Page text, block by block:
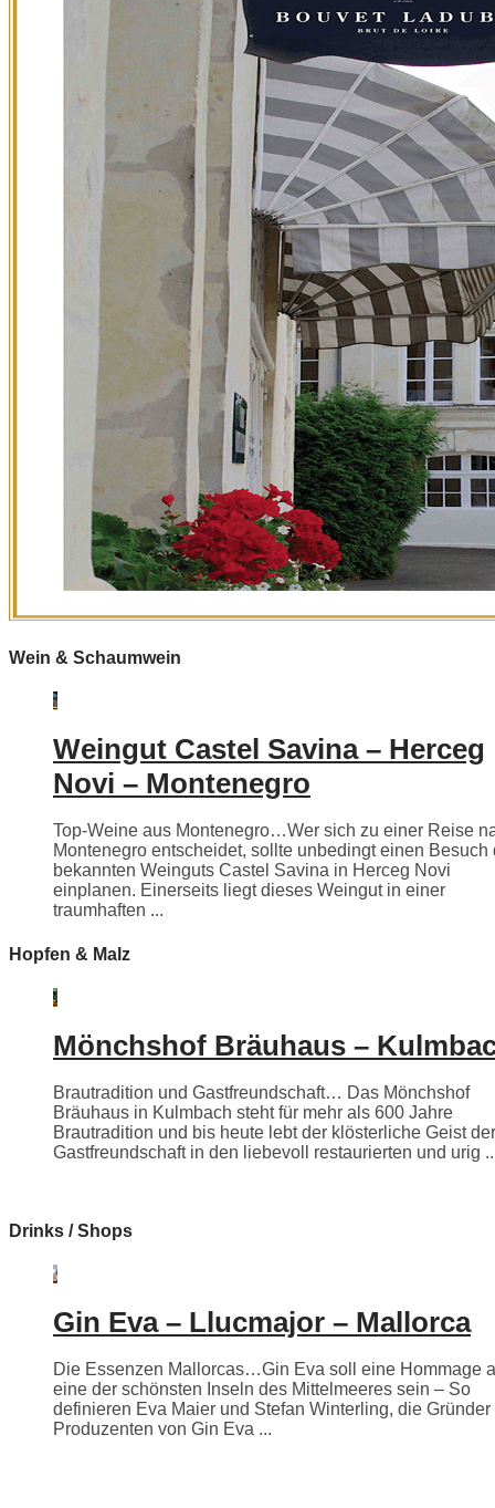
Wein & Schaumwein
Weingut Castel Savina – Herceg
Novi – Montenegro
Top-Weine aus Montenegro…Wer sich zu einer Reise
Montenegro entscheidet, sollte unbedingt einen Besuch
bekannten Weinguts Castel Savina in Herceg Novi
einplanen. Einerseits liegt dieses Weingut in einer
traumhaften ...
Hopfen & Malz
Mönchshof Bräuhaus –
Brautradition und Gastfreundschaft… Das Mönchshof
Bräuhaus in Kulmbach steht für mehr als 600 Jahre
Brautradition und bis heute lebt der klösterliche Geist der
Gastfreundschaft in den liebevoll restaurierten und urig
Drinks / Shops
Gin Eva – Llucmajor – Mallorca
Die Essenzen Mallorcas…Gin Eva soll eine Hommage
eine der schönsten Inseln des Mittelmeeres sein – So
definieren Eva Maier und Stefan Winterling, die Gründer
Produzenten von Gin Eva ...